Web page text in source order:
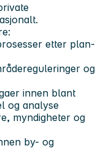
etter plan-
og
innen blant
og analyse
myndigheter og
by- og